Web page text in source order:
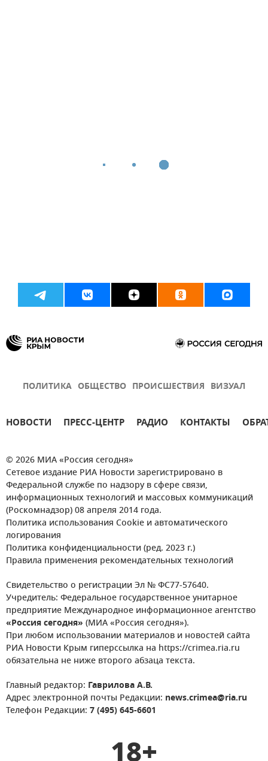
ПОЛИТИКА ОБЩЕСТВО ПРОИСШЕСТВИЯ ВИЗУАЛ
НОВОСТИ ПРЕСС-ЦЕНТР РАДИО КОНТАКТЫ
© 2026 МИА «Россия сегодня»
Сетевое издание РИА Новости зарегистрировано в
Федеральной службе по надзору в сфере связи,
информационных технологий и массовых коммуникаций
(Роскомнадзор) 08 апреля 2014 года.
Политика использования Cookie и автоматического
логирования
Политика конфиденциальности (ред. 2023 г.)
Правила применения рекомендательных технологий
Свидетельство о регистрации Эл № ФС77-57640.
Учредитель: Федеральное государственное унитарное
предприятие Международное информационное агентство
«Россия сегодня» (МИА «Россия сегодня»).
При любом использовании материалов и новостей сайта
РИА Новости Крым гиперссылка на https://crimea.ria.ru
обязательна не ниже второго абзаца текста.
Главный редактор: Гаврилова А.В.
Адрес электронной почты Редакции: news.crimea@ria.ru
Телефон Редакции: 7 (495) 645-6601